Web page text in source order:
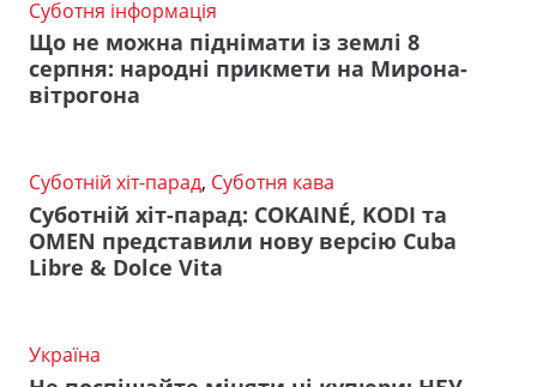
Суботня інформація
Що не можна піднімати із землі 8
серпня: народні прикмети на Мирона-
вітрогона
Суботній хіт-парад, Суботня кава
Суботній хіт-парад: COKAINÉ, KODI та
OMEN представили нову версію Cuba
Libre & Dolce Vita
Україна